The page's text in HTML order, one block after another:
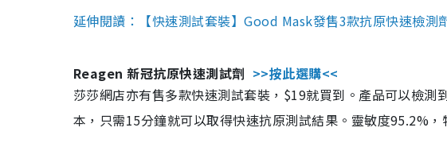
延伸閱讀：【快速測試套裝】Good Mask發售3款抗原快速檢
Reagen 新冠抗原快速測試劑 >>按此選購<<
莎莎網店亦有售多款快速測試套裝，$19就買到。產品可以檢
本，只需15分鐘就可以取得快速抗原測試結果。靈敏度95.2%，